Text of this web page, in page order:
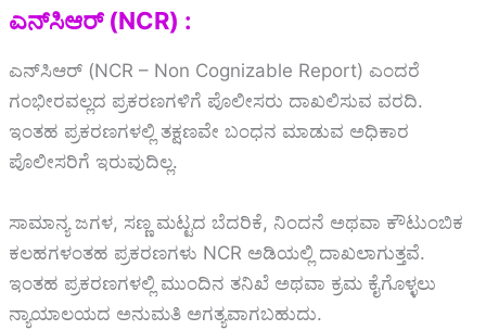
ಎನ್‌ಸಿಆರ್ (NCR) :
ಎನ್‌ಸಿಆರ್ (NCR – Non Cognizable Report) ಎಂದರೆ
ಗಂಭೀರವಲ್ಲದ ಪ್ರಕರಣಗಳಿಗೆ ಪೊಲೀಸರು ದಾಖಲಿಸುವ ವರದಿ.
ಇಂತಹ ಪ್ರಕರಣಗಳಲ್ಲಿ ತಕ್ಷಣವೇ ಬಂಧನ ಮಾಡುವ ಅಧಿಕಾರ
ಪೊಲೀಸರಿಗೆ ಇರುವುದಿಲ್ಲ.
ಸಾಮಾನ್ಯ ಜಗಳ, ಸಣ್ಣ ಮಟ್ಟದ ಬೆದರಿಕೆ, ನಿಂದನೆ ಅಥವಾ ಕೌಟುಂಬಿಕ
ಕಲಹಗಳಂತಹ ಪ್ರಕರಣಗಳು NCR ಅಡಿಯಲ್ಲಿ ದಾಖಲಾಗುತ್ತವೆ.
ಇಂತಹ ಪ್ರಕರಣಗಳಲ್ಲಿ ಮುಂದಿನ ತನಿಖೆ ಅಥವಾ ಕ್ರಮ ಕೈಗೊಳ್ಳಲು
ನ್ಯಾಯಾಲಯದ ಅನುಮತಿ ಅಗತ್ಯವಾಗಬಹುದು.